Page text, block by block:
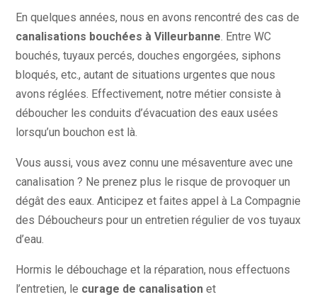
En quelques années, nous en avons rencontré des cas de
canalisations bouchées à Villeurbanne. Entre WC
bouchés, tuyaux percés, douches engorgées, siphons
bloqués, etc., autant de situations urgentes que nous
avons réglées. Effectivement, notre métier consiste à
déboucher les conduits d’évacuation des eaux usées
lorsqu’un bouchon est là.
Vous aussi, vous avez connu une mésaventure avec une
canalisation ? Ne prenez plus le risque de provoquer un
dégât des eaux. Anticipez et faites appel à La Compagnie
des Déboucheurs pour un entretien régulier de vos tuyaux
d’eau.
Hormis le débouchage et la réparation, nous effectuons
l’entretien, le curage de canalisation et